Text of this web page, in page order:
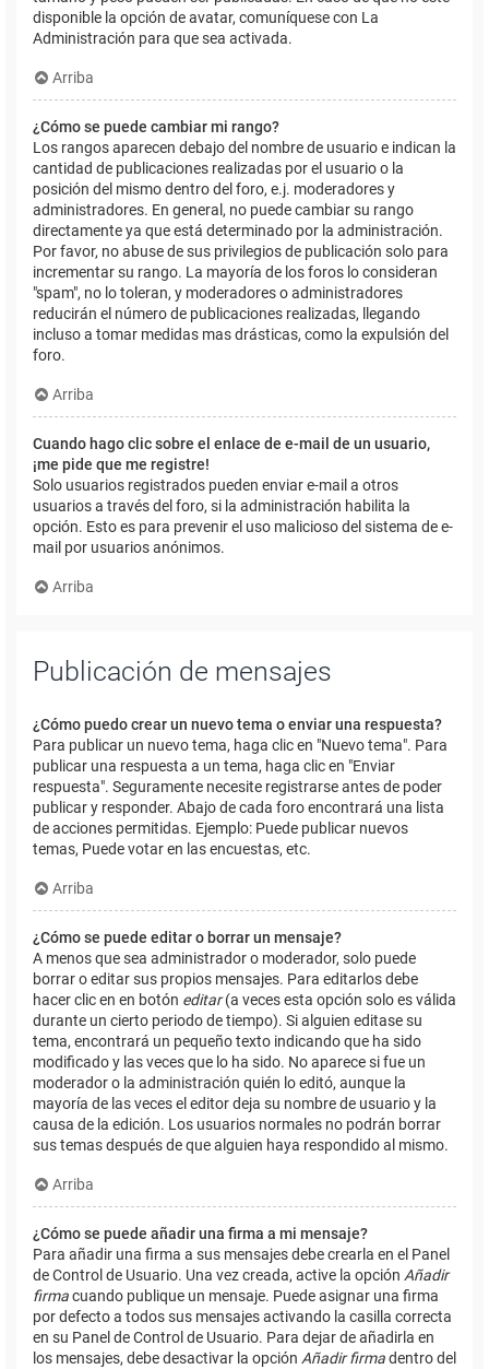
disponible la opción de avatar, comuníquese con La
Administración para que sea activada.
Arriba
¿Cómo se puede cambiar mi rango?
Los rangos aparecen debajo del nombre de usuario e indican la
cantidad de publicaciones realizadas por el usuario o la
posición del mismo dentro del foro, e.j. moderadores y
administradores. En general, no puede cambiar su rango
directamente ya que está determinado por la administración.
Por favor, no abuse de sus privilegios de publicación solo para
incrementar su rango. La mayoría de los foros lo consideran
"spam", no lo toleran, y moderadores o administradores
reducirán el número de publicaciones realizadas, llegando
incluso a tomar medidas mas drásticas, como la expulsión del
foro.
Arriba
Cuando hago clic sobre el enlace de e-mail de un usuario,
¡me pide que me registre!
Solo usuarios registrados pueden enviar e-mail a otros
usuarios a través del foro, si la administración habilita la
opción. Esto es para prevenir el uso malicioso del sistema de e-
mail por usuarios anónimos.
Arriba
Publicación de mensajes
¿Cómo puedo crear un nuevo tema o enviar una respuesta?
Para publicar un nuevo tema, haga clic en "Nuevo tema". Para
publicar una respuesta a un tema, haga clic en "Enviar
respuesta". Seguramente necesite registrarse antes de poder
publicar y responder. Abajo de cada foro encontrará una lista
de acciones permitidas. Ejemplo: Puede publicar nuevos
temas, Puede votar en las encuestas, etc.
Arriba
¿Cómo se puede editar o borrar un mensaje?
A menos que sea administrador o moderador, solo puede
borrar o editar sus propios mensajes. Para editarlos debe
hacer clic en en botón editar(a veces esta opción solo es válida
durante un cierto periodo de tiempo). Si alguien editase su
tema, encontrará un pequeño texto indicando que ha sido
modificado y las veces que lo ha sido. No aparece si fue un
moderador o la administración quién lo editó, aunque la
mayoría de las veces el editor deja su nombre de usuario y la
causa de la edición. Los usuarios normales no podrán borrar
sus temas después de que alguien haya respondido al mismo.
Arriba
¿Cómo se puede añadir una firma a mi mensaje?
Para añadir una firma a sus mensajes debe crearla en el Panel
de Control de Usuario. Una vez creada, active la opción Añadir
firmacuando publique un mensaje. Puede asignar una firma
por defecto a todos sus mensajes activando la casilla correcta
en su Panel de Control de Usuario. Para dejar de añadirla en
los mensajes, debe desactivar la opción Añadir firmadentro del